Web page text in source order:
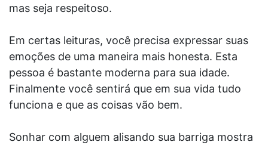
mas seja respeitoso.
Em certas leituras, você precisa expressar suas
emoções de uma maneira mais honesta. Esta
pessoa é bastante moderna para sua idade.
Finalmente você sentirá que em sua vida tudo
funciona e que as coisas vão bem.
Sonhar com alguem alisando sua barriga mostra